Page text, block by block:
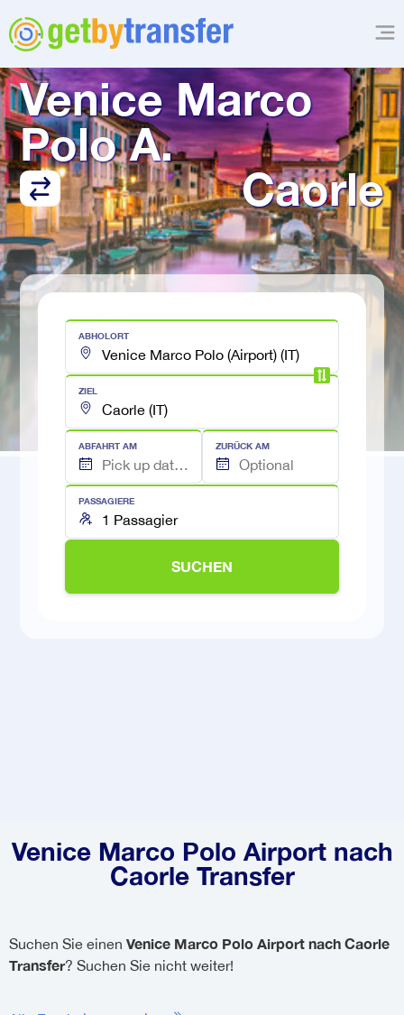
TRANSFER VON
Venice Marco
Polo A.
Caorle
ABHOLORT
ZIEL
ABFAHRT AM ZURÜCK AM
PASSAGIERE
SUCHEN
Venice Marco Polo Airport nach
Caorle Transfer
Suchen Sie einen Venice Marco Polo Airport nach Caorle
Transfer? Suchen Sie nicht weiter!